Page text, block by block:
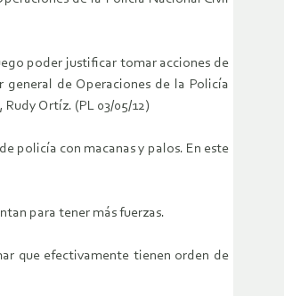
poder justificar tomar acciones de
de Operaciones de la Policía
Ortíz. (PL 03/05/12)
policía con macanas y palos. En este
para tener más fuerzas.
que efectivamente tienen orden de